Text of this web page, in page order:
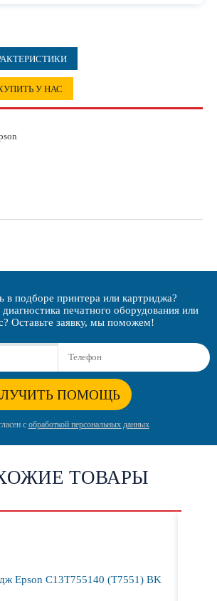
У НАС
подборе принтера или картриджа?
печатного оборудования или
Оставьте заявку, мы поможем!
ПОМОЩЬ
с обработкой персональных данных
ТОВАРЫ